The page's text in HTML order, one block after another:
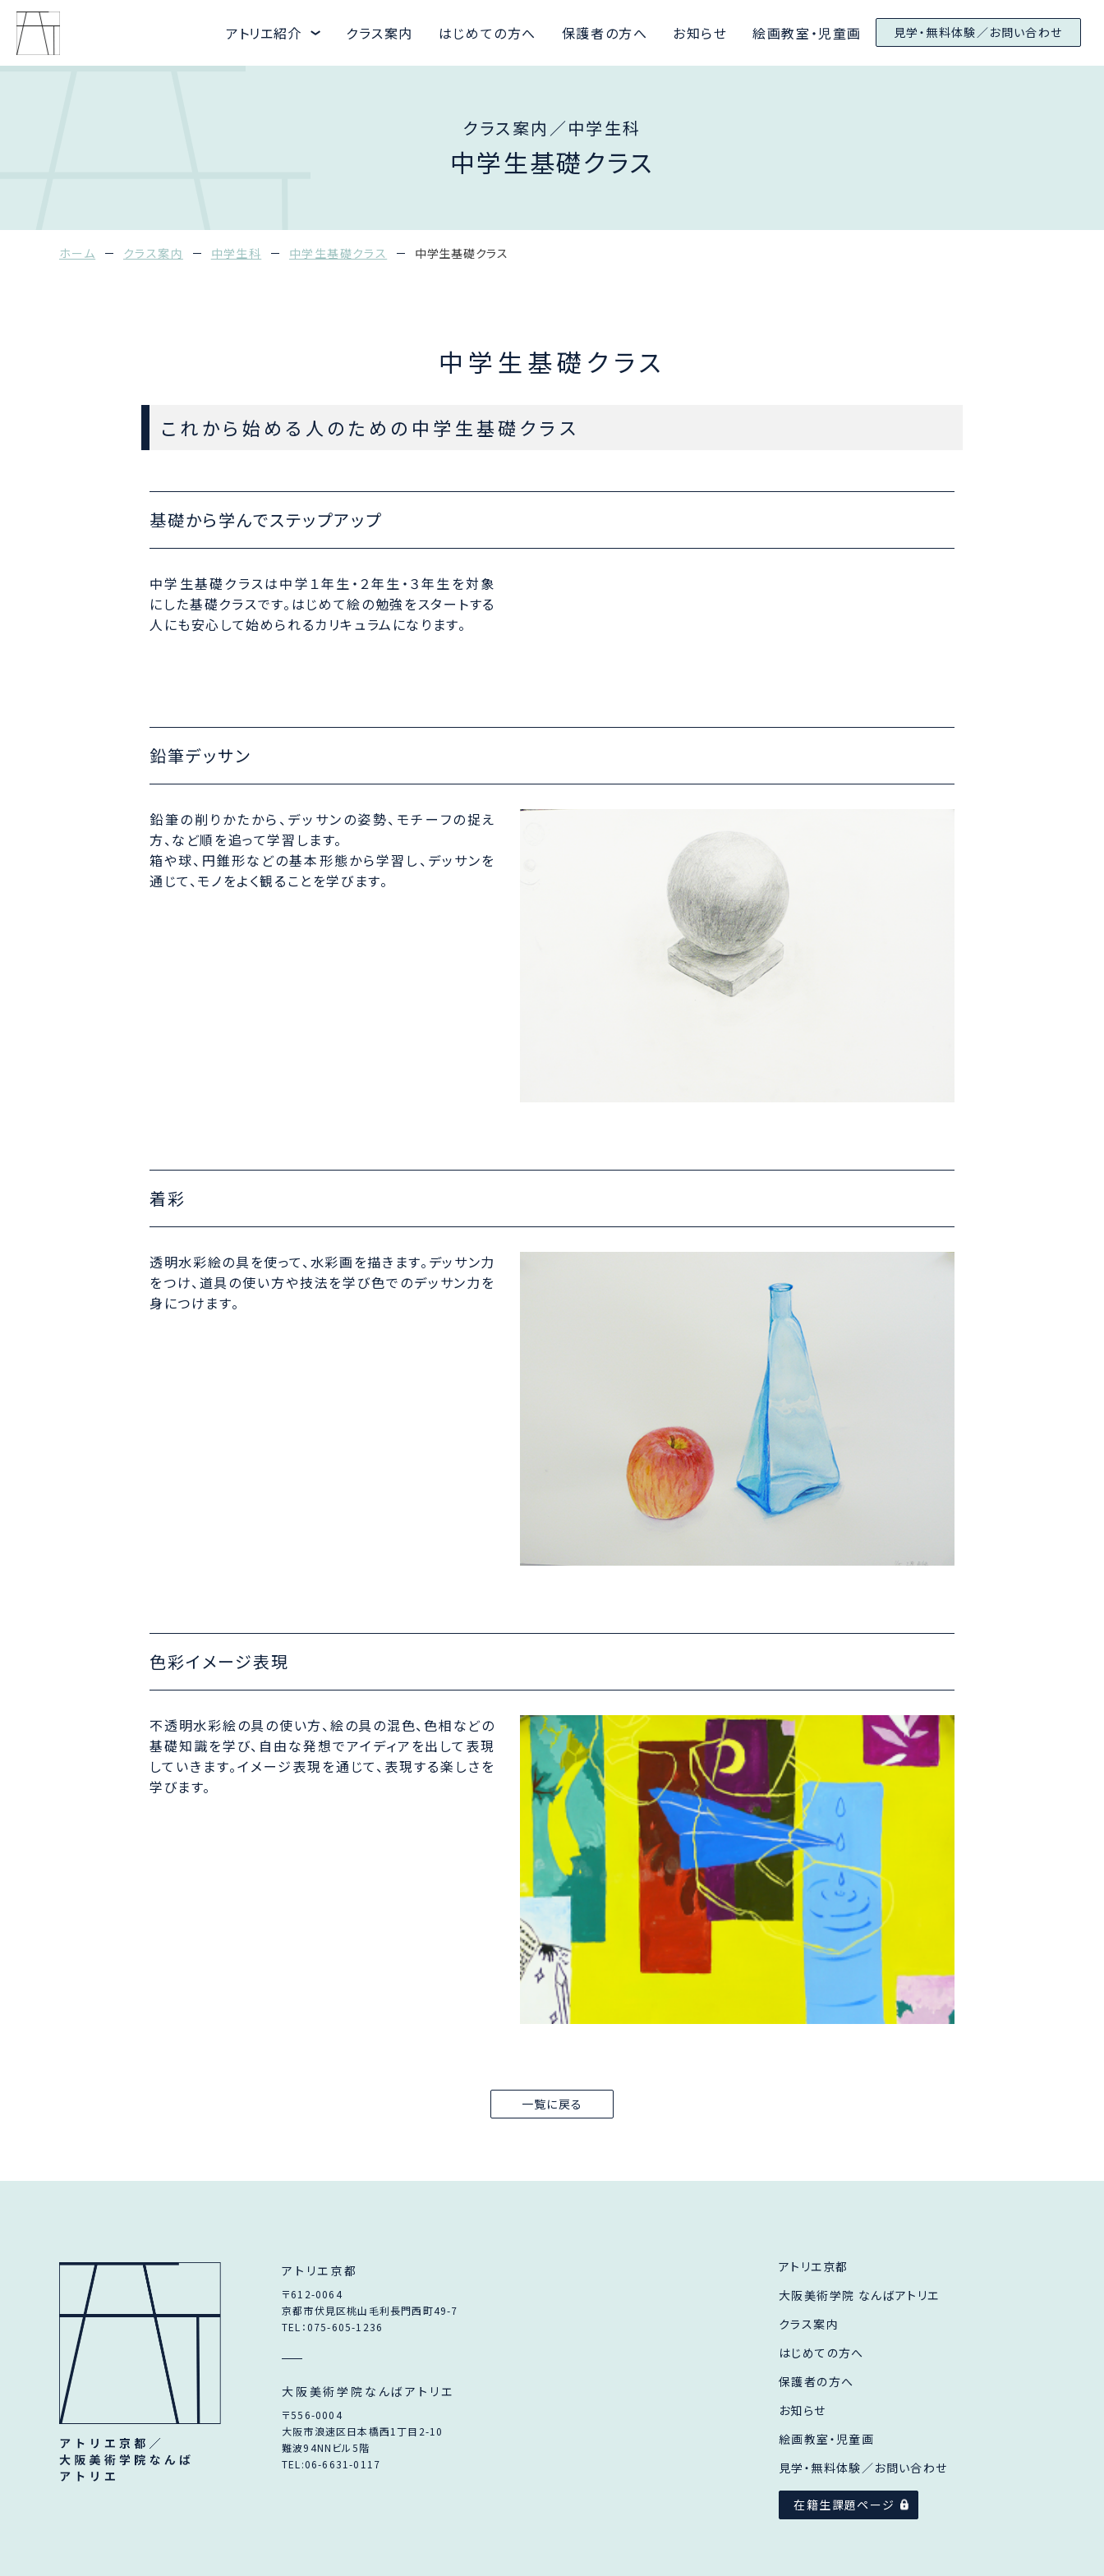
アトリエ紹介 クラス案内 はじめての方へ 保護者の方へ お知らせ 絵画教室・児童画 見学・無料体験／お問い合わせ
クラス案内／中学生科
中学生基礎クラス
ホーム クラス案内 中学生科 中学生基礎クラス 中学生基礎クラス
中学生基礎クラス
これから始める人のための中学生基礎クラス
基礎から学んでステップアップ
中学生基礎クラスは中学１年生・２年生・３年生を対象
にした基礎クラスです。はじめて絵の勉強をスタートする
人にも安心して始められるカリキュラムになります。
鉛筆デッサン
鉛筆の削りかたから、デッサンの姿勢、モチーフの捉え
方、など順を追って学習します。
箱や球、円錐形などの基本形態から学習し、デッサンを
通じて、モノをよく観ることを学びます。
着彩
透明水彩絵の具を使って、水彩画を描きます。デッサン力
をつけ、道具の使い方や技法を学び色でのデッサン力を
身につけます。
色彩イメージ表現
不透明水彩絵の具の使い方、絵の具の混色、色相などの
基礎知識を学び、自由な発想でアイディアを出して表現
していきます。イメージ表現を通じて、表現する楽しさを
学びます。
一覧に戻る
アトリエ京都
〒612-0064
京都市伏見区桃山毛利長門西町49-7
TEL：075-605-1236
大阪美術学院なんばアトリエ
〒556-0004
大阪市浪速区日本橋西1丁目2-10
難波94NNビル5階
TEL:06-6631-0117
アトリエ京都
大阪美術学院 なんばアトリエ
クラス案内
はじめての方へ
保護者の方へ
お知らせ
絵画教室・児童画
見学・無料体験／お問い合わせ
在籍生課題ページ